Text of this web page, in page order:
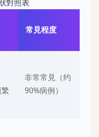
對照表
常見程度
非常常見（约
90%病例）